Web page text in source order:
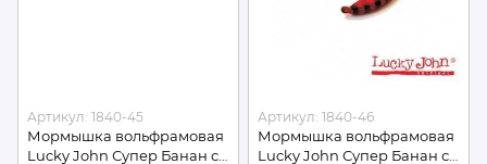
Артикул: 1840-45
Мормышка вольфрамовая
Lucky John Супер Банан с
Артикул: 1840-46
Мормышка вольфрамовая
Lucky John Супер Банан с